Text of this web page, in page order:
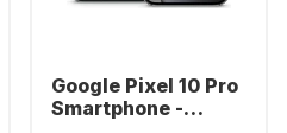
Google Pixel 10 Pro
Smartphone -